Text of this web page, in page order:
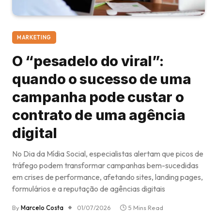
MARKETING
O “pesadelo do viral”:
quando o sucesso de uma
campanha pode custar o
contrato de uma agência
digital
No Dia da Mídia Social, especialistas alertam que picos de
tráfego podem transformar campanhas bem-sucedidas
em crises de performance, afetando sites, landing pages,
formulários e a reputação de agências digitais
ByMarcelo Costa 01/07/2026 5 Mins Read